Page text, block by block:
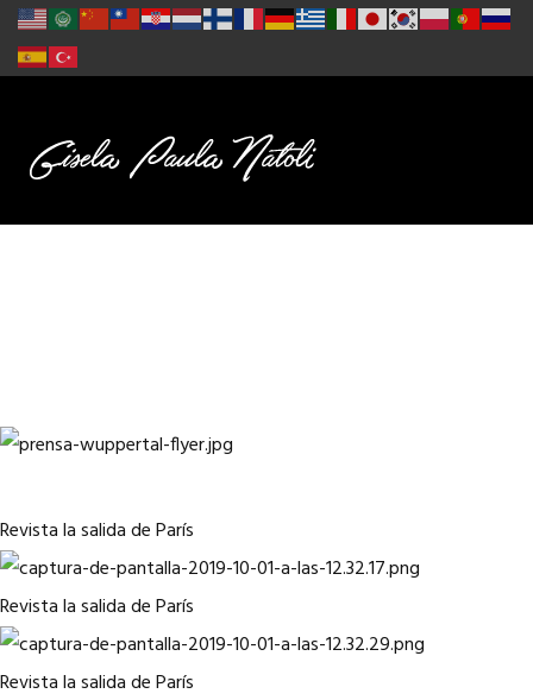
Revista la salida de París
Revista la salida de París
Revista la salida de París